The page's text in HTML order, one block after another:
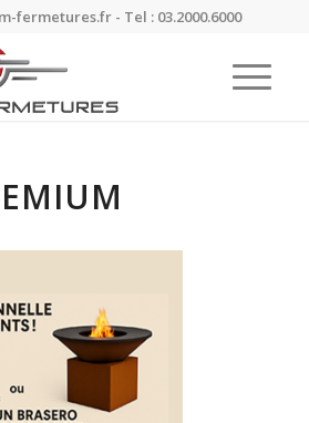
fermetures.fr - Tel : 03.2000.6000